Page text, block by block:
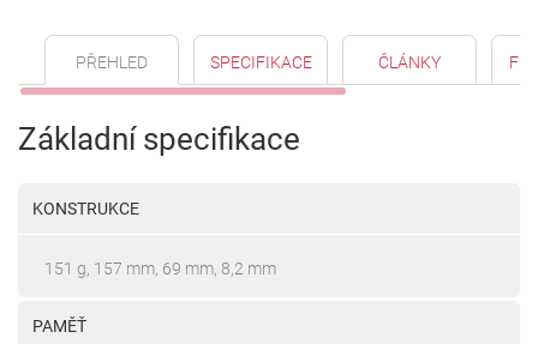
PŘEHLED SPECIFIKACE ČLÁNKY
Základní specifikace
KONSTRUKCE
151 g, 157 mm, 69 mm, 8,2 mm
PAMĚŤ